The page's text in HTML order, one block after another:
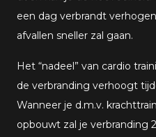
een dag verbrandt
afvallen sneller zal gaan.
Het “nadeel” van cardio
de verbranding verhoogt
Wanneer je d.m.v.
opbouwt zal je verbranding